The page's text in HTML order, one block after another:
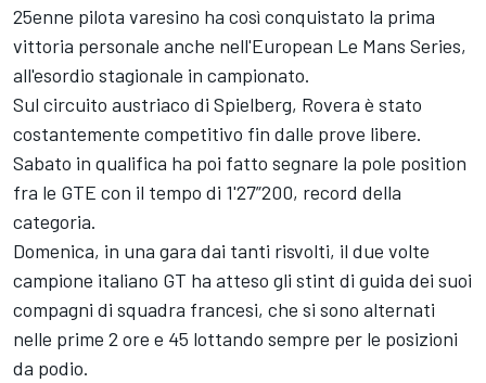
25enne pilota varesino ha così conquistato la prima
vittoria personale anche nell'European Le Mans Series,
all'esordio stagionale in campionato.
Sul circuito austriaco di Spielberg, Rovera è stato
costantemente competitivo fin dalle prove libere.
Sabato in qualifica ha poi fatto segnare la pole position
fra le GTE con il tempo di 1'27”200, record della
categoria.
Domenica, in una gara dai tanti risvolti, il due volte
campione italiano GT ha atteso gli stint di guida dei suoi
compagni di squadra francesi, che si sono alternati
nelle prime 2 ore e 45 lottando sempre per le posizioni
da podio.